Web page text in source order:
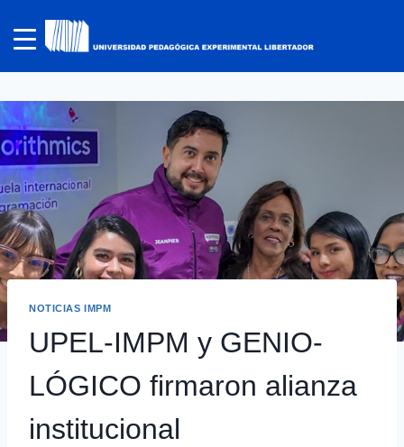
NOTICIAS IMPM
UPEL-IMPM y GENIO-
LÓGICO firmaron alianza
institucional